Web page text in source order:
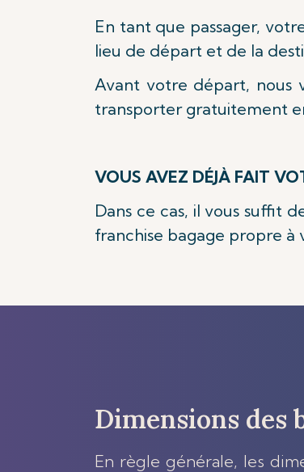
En tant que passager,
lieu de départ et de la
Avant votre départ, nous
transporter gratuitement
VOUS AVEZ DÉJÀ FAIT
Dans ce cas, il vous suffit
franchise bagage propre à
Dimensions des
En règle générale, les